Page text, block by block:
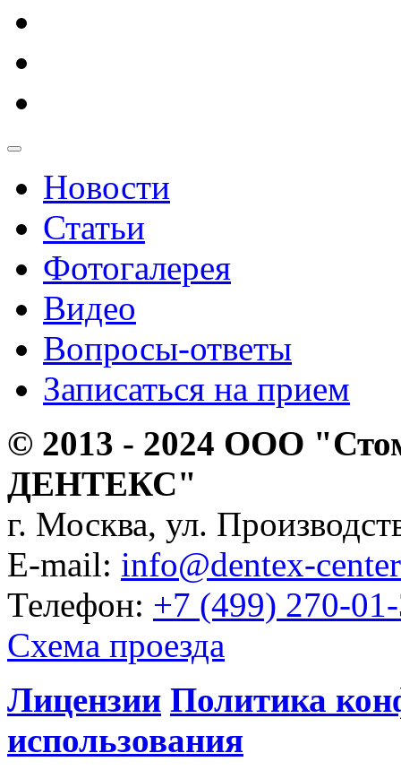
Новости
Статьи
Фотогалерея
Видео
Вопросы-ответы
Записаться на прием
© 2013 - 2024 ООО
ДЕНТЕКС"
г. Москва, ул.
E-mail: info@dentex-
Телефон: +7 (499) 270-
Схема проезда
Лицензии Политика
использования